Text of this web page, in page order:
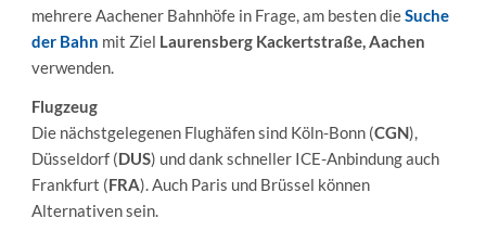
mehrere Aachener Bahnhöfe in Frage, am besten dieSuche
der Bahn mit Ziel Laurensberg Kackertstraße, Aachen
verwenden.
Flugzeug
Die nächstgelegenen Flughäfen sind Köln-Bonn (CGN),
Düsseldorf (DUS) und dank schneller ICE-Anbindung auch
Frankfurt (FRA). Auch Paris und Brüssel können
Alternativen sein.